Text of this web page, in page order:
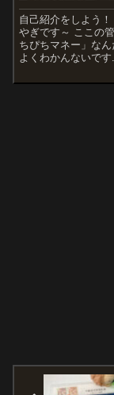
自己紹介をしよう
やぎです～ ここの
ちぴちマネー」な
よくわかんないです